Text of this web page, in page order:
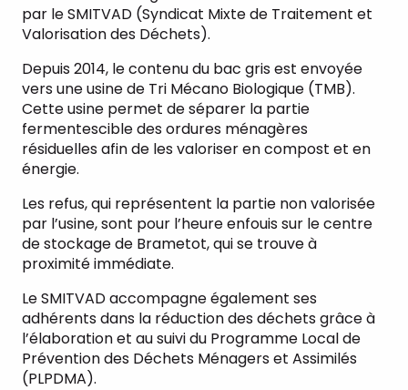
par le SMITVAD (Syndicat Mixte de Traitement et
Valorisation des Déchets).
Depuis 2014, le contenu du bac gris est envoyée
vers une usine de Tri Mécano Biologique (TMB).
Cette usine permet de séparer la partie
fermentescible des ordures ménagères
résiduelles afin de les valoriser en compost et en
énergie.
Les refus, qui représentent la partie non valorisée
par l’usine, sont pour l’heure enfouis sur le centre
de stockage de Brametot, qui se trouve à
proximité immédiate.
Le SMITVAD accompagne également ses
adhérents dans la réduction des déchets grâce à
l’élaboration et au suivi du Programme Local de
Prévention des Déchets Ménagers et Assimilés
(PLPDMA).